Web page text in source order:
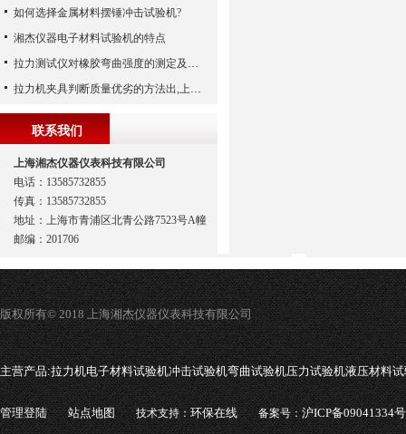
如何选择金属材料摆锤冲击试验机?
湘杰仪器电子材料试验机的特点
拉力测试仪对橡胶弯曲强度的测定及橡胶试样要求概述：
拉力机夹具判断质量优劣的方法出,上海湘杰
联系我们
上海湘杰仪器仪表科技有限公司
电话：13585732855
传真：13585732855
地址：上海市青浦区北青公路7523号A幢
邮编：201706
版权所有© 2018 上海湘杰仪器仪表科技有限公司
主营产品:拉力机电子材料试验机冲击试验机弯曲试验机压力试验机液压材料
管理登陆 站点地图 技术支持：环保在线 备案号：沪ICP备09041334